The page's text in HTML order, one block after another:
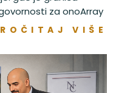
za onoArray
VIŠE